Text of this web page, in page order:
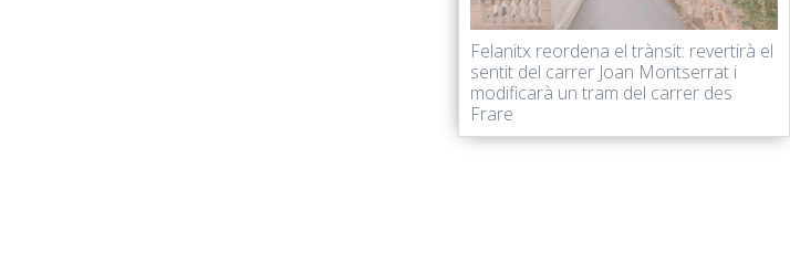
Felanitx reordena el trànsit: revertirà el
sentit del carrer Joan Montserrat i
modificarà un tram del carrer des
Frare